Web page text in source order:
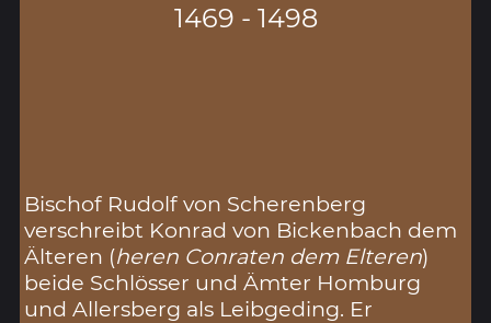
1469 - 1498
Bischof Rudolf von Scherenberg
verschreibt Konrad von Bickenbach dem
Älteren (heren Conraten dem Elteren)
beide Schlösser und Ämter Homburg
und Allersberg als Leibgeding. Er